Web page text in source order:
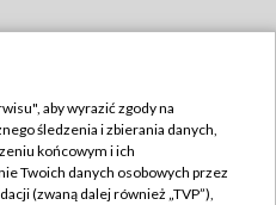
TVP
aby wyrazić zgody na
śledzenia i zbierania danych,
końcowym i ich
Twoich danych osobowych przez
(zwaną dalej również „TVP”),